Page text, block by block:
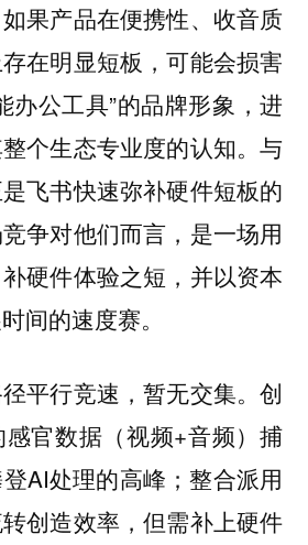
果产品在便携性、收音质
在明显短板，可能会损害
办公工具”的品牌形象，进
个生态专业度的认知。与
飞书快速弥补硬件短板的
争对他们而言，是一场用
硬件体验之短，并以资本
间的速度赛。
平行竞速，暂无交集。创
官数据（视频+音频）捕
AI处理的高峰；整合派用
创造效率，但需补上硬件